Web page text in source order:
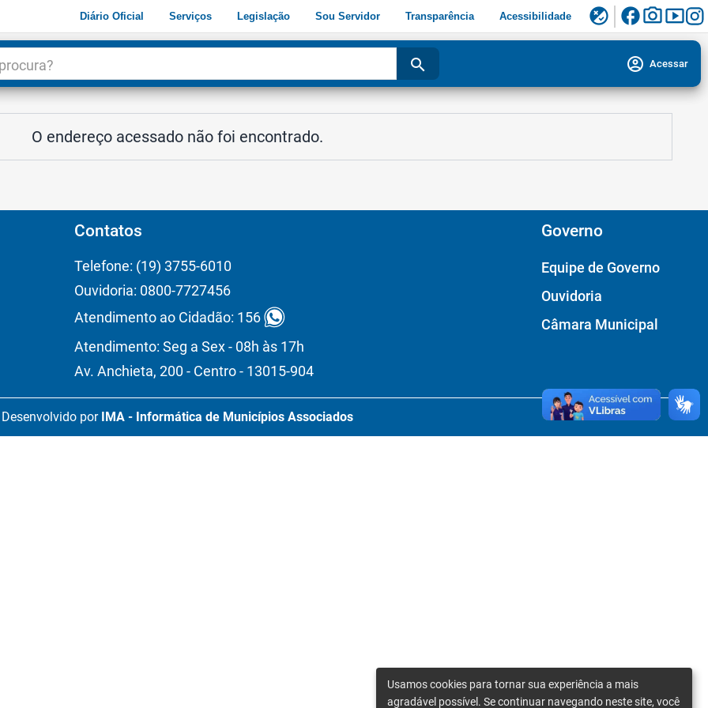
Diário Oficial Serviços Legislação Sou Servidor Transparência Acessibilidade flaky facebookphoto_camerasmart_display
search account_circle Acessar
O endereço acessado não foi encontrado.
Contatos
Telefone: (19) 3755-6010
Ouvidoria: 0800-7727456
Atendimento ao Cidadão: 156
Atendimento: Seg a Sex - 08h às 17h
Av. Anchieta, 200 - Centro - 13015-904
Governo
Equipe de Governo
Ouvidoria
Câmara Municipal
Desenvolvido por IMA - Informática de Municípios Associados
Usamos cookies para tornar sua experiência a mais
agradável possível. Se continuar navegando neste site, você